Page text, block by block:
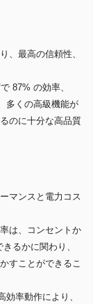
、最高の信頼性、
87% の効率、
多くの高級機能が
のに十分な高品質
マンスと電力コス
は、コンセントか
るかに関わり、
すことができるこ
率動作により、